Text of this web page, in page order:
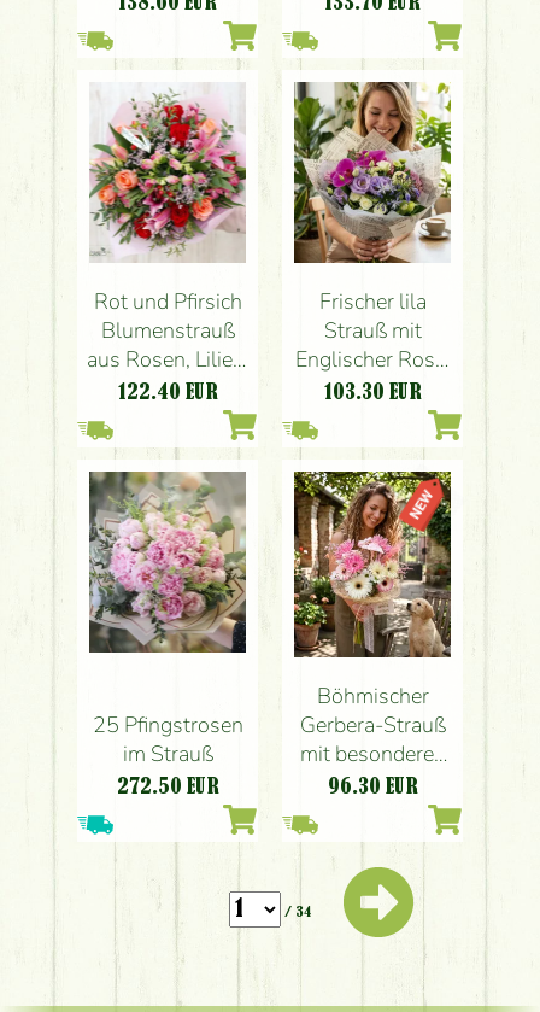
kleinen Blumen in
einer Papiertüte
(20 Stiele)
kleinen Blüten
(22 Stiel)
Rot und Pfirsich
Blumenstrauß
aus Rosen, Lilien,
kleine Blumen
(21 Stämme)
122.40 EUR
Frischer lila
Strauß mit
Englischer Rose,
Orchideen (18
103.30 EUR
25 Pfingstrosen
im Strauß
272.50 EUR
Böhmischer
Gerbera-Strauß
mit besonderen
Gerbera
96.30 EUR
/ 34